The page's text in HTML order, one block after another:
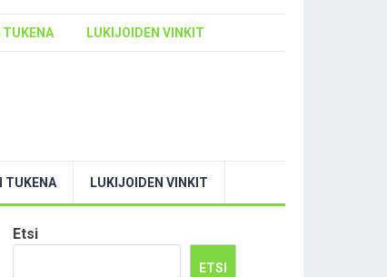
TUKENA LUKIJOIDEN VINKIT
TUKENA LUKIJOIDEN VINKIT
Etsi
ETSI